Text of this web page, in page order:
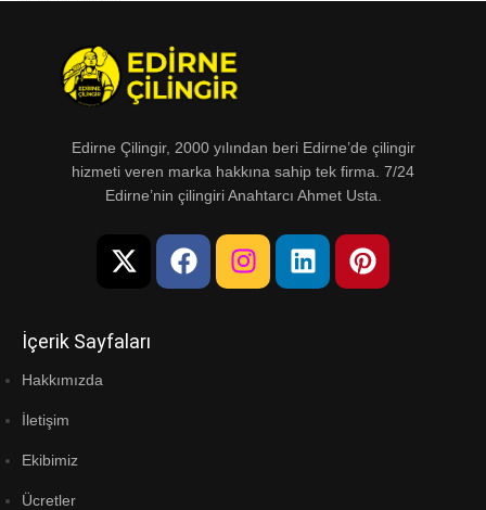
Edirne Çilingir, 2000 yılından beri Edirne’de çilingir
hizmeti veren marka hakkına sahip tek firma. 7/24
Edirne’nin çilingiri Anahtarcı Ahmet Usta.
İçerik Sayfaları
Hakkımızda
İletişim
Ekibimiz
Ücretler